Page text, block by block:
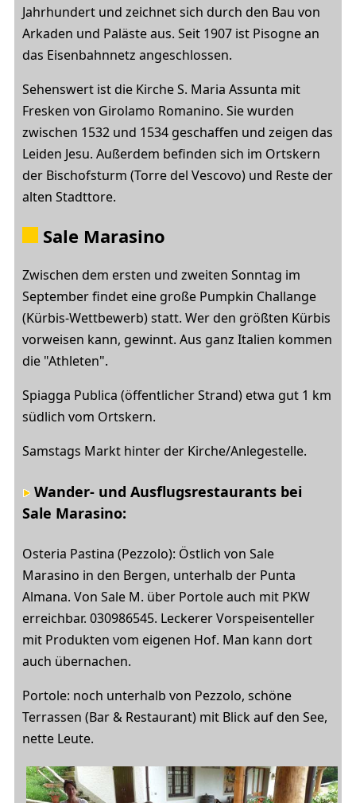
Jahrhundert und zeichnet sich durch den Bau von
Arkaden und Paläste aus. Seit 1907 ist Pisogne an
das Eisenbahnnetz angeschlossen.
Sehenswert ist die Kirche S. Maria Assunta mit
Fresken von Girolamo Romanino. Sie wurden
zwischen 1532 und 1534 geschaffen und zeigen das
Leiden Jesu. Außerdem befinden sich im Ortskern
der Bischofsturm (Torre del Vescovo) und Reste der
alten Stadttore.
Sale Marasino
Zwischen dem ersten und zweiten Sonntag im
September findet eine große Pumpkin Challange
(Kürbis-Wettbewerb) statt. Wer den größten Kürbis
vorweisen kann, gewinnt. Aus ganz Italien kommen
die "Athleten".
Spiagga Publica (öffentlicher Strand) etwa gut 1 km
südlich vom Ortskern.
Samstags Markt hinter der Kirche/Anlegestelle.
Wander- und Ausflugsrestaurants bei
Sale Marasino:
Osteria Pastina (Pezzolo): Östlich von Sale
Marasino in den Bergen, unterhalb der Punta
Almana. Von Sale M. über Portole auch mit PKW
erreichbar. 030986545. Leckerer Vorspeisenteller
mit Produkten vom eigenen Hof. Man kann dort
auch übernachen.
Portole: noch unterhalb von Pezzolo, schöne
Terrassen (Bar & Restaurant) mit Blick auf den See,
nette Leute.